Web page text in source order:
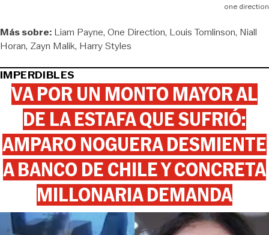
one direction
Más sobre: Liam Payne One Direction Louis Tomlinson Niall
Horan Zayn Malik Harry Styles
IMPERDIBLES
VA POR UN MONTO MAYOR AL
DE LA ESTAFA QUE SUFRIÓ:
AMPARO NOGUERA DESMIENTE
A BANCO DE CHILE Y CONCRETA
MILLONARIA DEMANDA